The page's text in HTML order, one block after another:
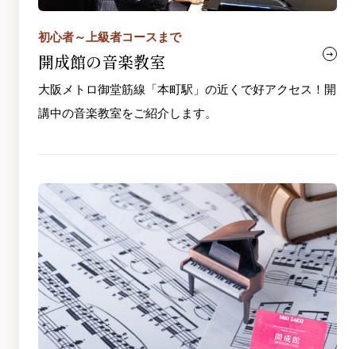
初心者～上級者コースまで
開成館の音楽教室
大阪メトロ御堂筋線「本町駅」の近くで好アクセス！開
講中の音楽教室をご紹介します。